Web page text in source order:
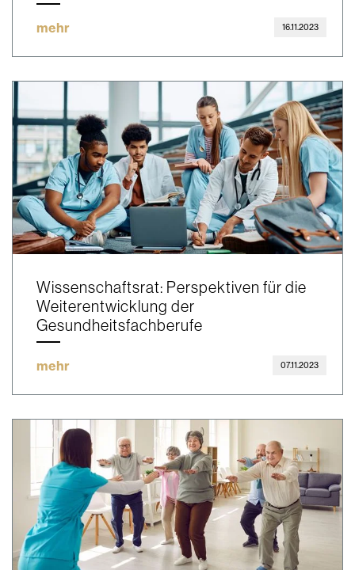
mehr 16.11.2023
Wissenschaftsrat: Perspektiven für die
Weiterentwicklung der
Gesundheitsfachberufe
mehr 07.11.2023